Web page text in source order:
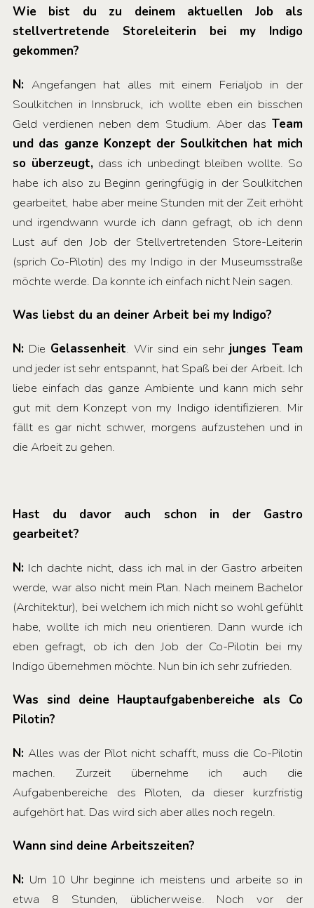
Wie bist du zu deinem aktuellen Job als
stellvertretende Storeleiterin bei my Indigo
gekommen?
N: Angefangen hat alles mit einem Ferialjob in der
Soulkitchen in Innsbruck, ich wollte eben ein bisschen
Geld verdienen neben dem Studium. Aber das Team
und das ganze Konzept der Soulkitchen hat mich
so überzeugt, dass ich unbedingt bleiben wollte. So
habe ich also zu Beginn geringfügig in der Soulkitchen
gearbeitet, habe aber meine Stunden mit der Zeit erhöht
und irgendwann wurde ich dann gefragt, ob ich denn
Lust auf den Job der Stellvertretenden Store-Leiterin
(sprich Co-Pilotin) des my Indigo in der Museumsstraße
möchte werde. Da konnte ich einfach nicht Nein sagen.
Was liebst du an deiner Arbeit bei my Indigo?
N: Die Gelassenheit. Wir sind ein sehrjunges Team
und jeder ist sehr entspannt, hat Spaß bei der Arbeit. Ich
liebe einfach das ganze Ambiente und kann mich sehr
gut mit dem Konzept von my Indigo identifizieren. Mir
fällt es gar nicht schwer, morgens aufzustehen und in
die Arbeit zu gehen.
Hast du davor auch schon in der Gastro
gearbeitet?
N: Ich dachte nicht, dass ich mal in der Gastro arbeiten
werde, war also nicht mein Plan. Nach meinem Bachelor
(Architektur), bei welchem ich mich nicht so wohl gefühlt
habe, wollte ich mich neu orientieren. Dann wurde ich
eben gefragt, ob ich den Job der Co-Pilotin bei my
Indigo übernehmen möchte. Nun bin ich sehr zufrieden.
Was sind deine Hauptaufgabenbereiche als Co
Pilotin?
N: Alles was der Pilot nicht schafft, muss die Co-Pilotin
machen. Zurzeit übernehme ich auch die
Aufgabenbereiche des Piloten, da dieser kurzfristig
aufgehört hat. Das wird sich aber alles noch regeln.
Wann sind deine Arbeitszeiten?
N: Um 10 Uhr beginne ich meistens und arbeite so in
etwa 8 Stunden, üblicherweise. Noch vor der